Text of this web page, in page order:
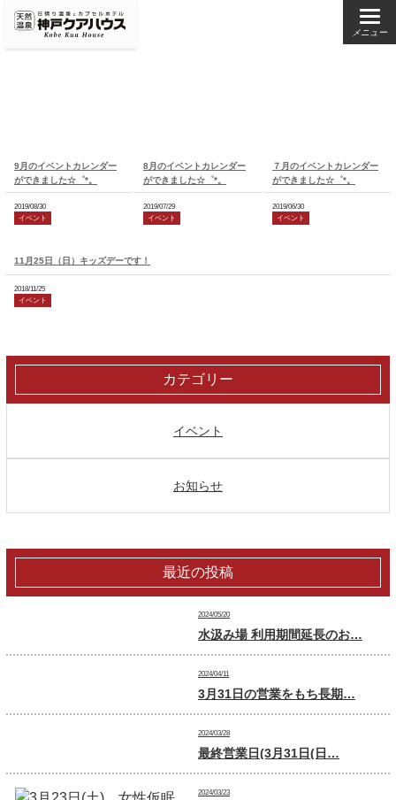
メニュー
9月のイベントカレンダー
ができました☆゜*。
2019/08/30
イベント
8月のイベントカレンダー
ができました☆゜*。
2019/07/29
イベント
７月のイベントカレンダー
ができました☆゜*。
2019/06/30
イベント
11月25日（日）キッズデーです！
2018/11/25
イベント
カテゴリー
イベント
お知らせ
最近の投稿
2024/05/20
水汲み場 利用期間延長のお…
2024/04/11
3月31日の営業をもち長期…
2024/03/28
最終営業日(3月31日(日…
2024/03/23